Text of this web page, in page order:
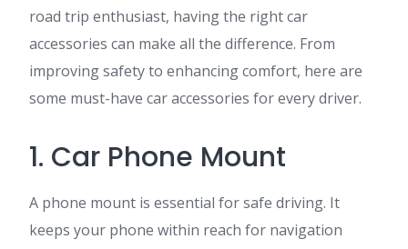
road trip enthusiast, having the right car
accessories can make all the difference. From
improving safety to enhancing comfort, here are
some must-have car accessories for every driver.
1. Car Phone Mount
A phone mount is essential for safe driving. It
keeps your phone within reach for navigation